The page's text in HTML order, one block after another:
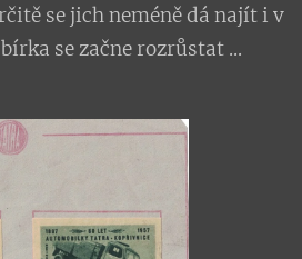
se jich neméně dá najít i v
se začne rozrůstat ...